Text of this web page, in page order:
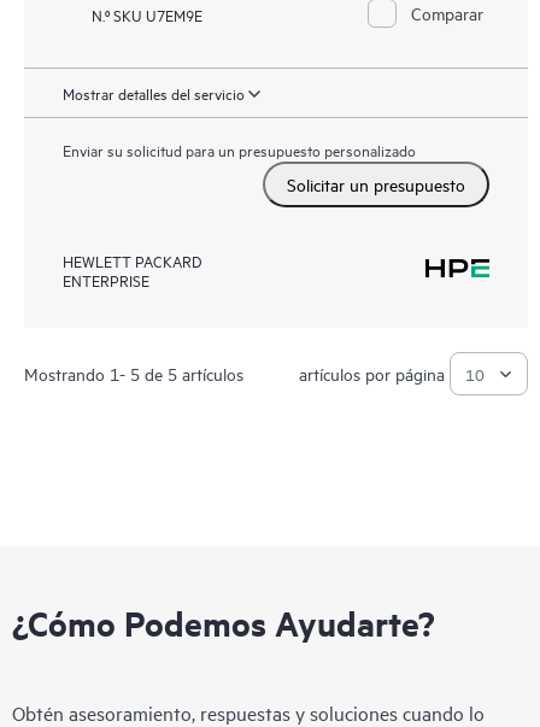
N.º SKU U7EM9E Comparar
Mostrar detalles del servicio
Enviar su solicitud para un presupuesto personalizado
Solicitar un presupuesto
HEWLETT PACKARD
ENTERPRISE
Mostrando 1- 5 de 5 artículos artículos por página
¿Cómo Podemos Ayudarte?
Obtén asesoramiento, respuestas y soluciones cuando lo